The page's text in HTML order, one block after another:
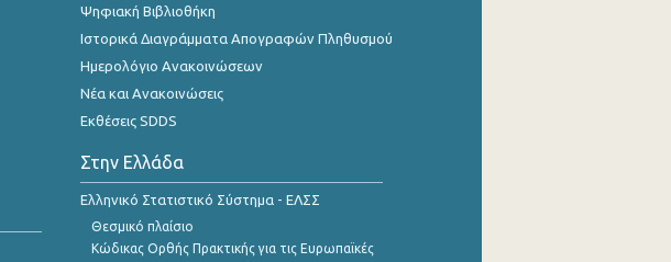
Ψηφιακή Βιβλιοθήκη
Ιστορικά Διαγράμματα Απογραφών Πληθυσμού
Ημερολόγιο Ανακοινώσεων
Νέα και Ανακοινώσεις
Εκθέσεις SDDS
Στην Ελλάδα
Ελληνικό Στατιστικό Σύστημα - ΕΛΣΣ
Θεσμικό πλαίσιο
Κώδικας Ορθής Πρακτικής για τις Ευρωπαϊκές